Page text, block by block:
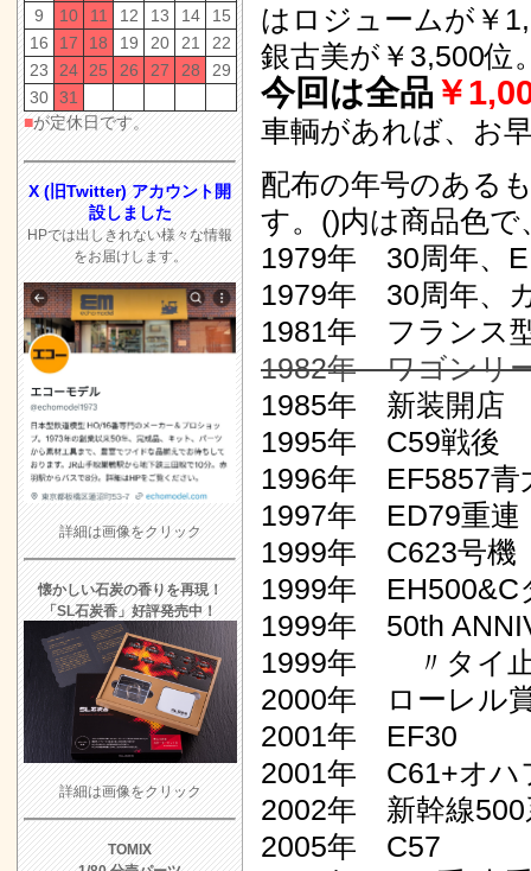
はロジュームが￥
銀古美が￥3,500位
今回は全品 ￥
車輌があれば、お
配布の年号のある
す。()内は商品色
1979年 30周年、
1979年 30周年、
1981年 フランス
1982年 ワゴンリ
1985年 新装開店
1995年 C59戦後
1996年 EF5857青
1997年 ED79重連
1999年 C623号機
1999年 EH500&C
1999年 50th
1999年 〃タイ
2000年 ローレル
2001年 EF30
2001年 C61+オハ
2002年 新幹線500
2005年 C57
9
10 11 12 13 14
15
16
17 18 19 20 21
22
23
24 25 26 27 28
29
30 31
■が定休日です。
X (旧Twitter) アカウント開
設しました
HPでは出しきれない様々な情報
をお届けします。
詳細は画像をクリック
懐かしい石炭の香りを再現！
「SL石炭香」好評発売中！
詳細は画像をクリック
TOMIX